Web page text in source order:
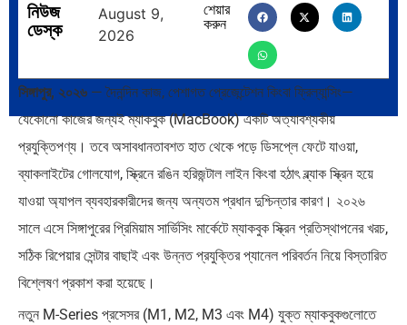
ভারত মহাসাগরের অশ্রু: শ্রীলঙ্কার ২৬… ক্রূরতা ও ধ্বংসের মহাকাব্য: পৃথিবীর…
ব্রাজিল ও আর্জেন্টিনার কালো অধ্যায়:… পূর্ব ইউরোপ বনাম তুরস্ক: শত…
পৃথিবীতে বর্তমানে মোট দেশের সংখ্যা…
বৈশ্বিক…
নিউজ
ডেস্ক
August 9,
2026
শেয়ার
করুন
সিঙ্গাপুর, ২০২৬ — দৈনন্দিন কাজ, পেশাগত প্রেজেন্টেশন কিংবা ফ্রিল্যান্সিং—
যেকোনো কাজের জন্যই ম্যাকবুক (MacBook) একটি অত্যাবশ্যকীয়
প্রযুক্তিপণ্য। তবে অসাবধানতাবশত হাত থেকে পড়ে ডিসপ্লে ফেটে যাওয়া,
ব্যাকলাইটের গোলযোগ, স্ক্রিনে রঙিন হরিজন্টাল লাইন কিংবা হঠাৎ ব্ল্যাক স্ক্রিন হয়ে
যাওয়া অ্যাপল ব্যবহারকারীদের জন্য অন্যতম প্রধান দুশ্চিন্তার কারণ। ২০২৬
সালে এসে সিঙ্গাপুরের প্রিমিয়াম সার্ভিসিং মার্কেটে ম্যাকবুক স্ক্রিন প্রতিস্থাপনের খরচ,
সঠিক রিপেয়ার সেন্টার বাছাই এবং উন্নত প্রযুক্তির প্যানেল পরিবর্তন নিয়ে বিস্তারিত
বিশ্লেষণ প্রকাশ করা হয়েছে।
নতুন M-Series প্রসেসর (M1, M2, M3 এবং M4) যুক্ত ম্যাকবুকগুলোতে